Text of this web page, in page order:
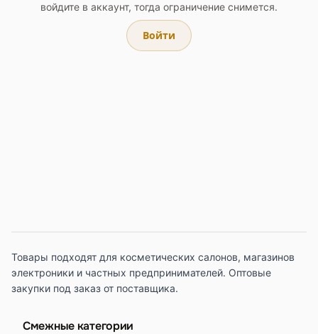
войдите в аккаунт, тогда ограничение снимется.
Войти
Товары подходят для косметических салонов, магазинов
электроники и частных предпринимателей. Оптовые
закупки под заказ от поставщика.
Смежные категории